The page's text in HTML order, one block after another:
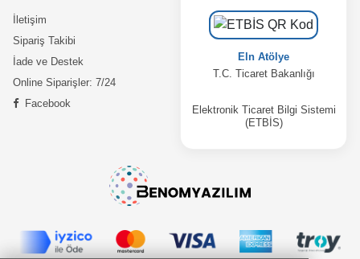
İletişim
Sipariş Takibi
İade ve Destek
Online Siparişler: 7/24
Facebook
Eln Atölye
T.C. Ticaret Bakanlığı
Elektronik Ticaret Bilgi Sistemi
(ETBİS)